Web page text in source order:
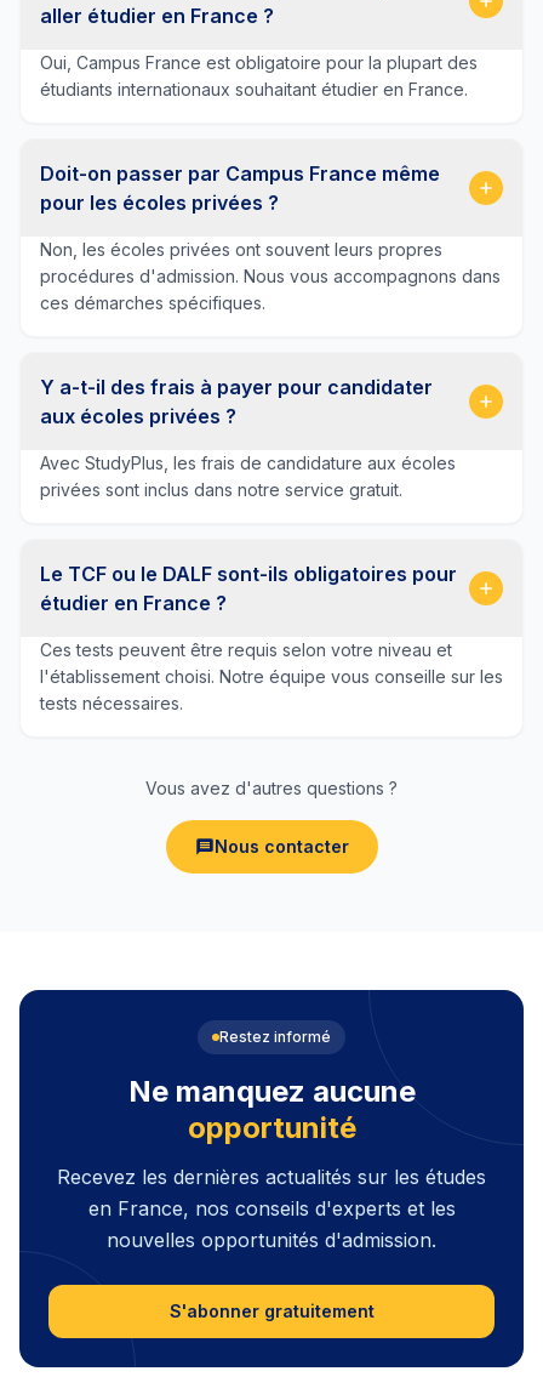
aller étudier en France ?
Oui, Campus France est obligatoire pour la plupart des
étudiants internationaux souhaitant étudier en France.
Doit-on passer par Campus France même
pour les écoles privées ?
Non, les écoles privées ont souvent leurs propres
procédures d'admission. Nous vous accompagnons dans
ces démarches spécifiques.
Y a-t-il des frais à payer pour candidater
aux écoles privées ?
Avec StudyPlus, les frais de candidature aux écoles
privées sont inclus dans notre service gratuit.
Le TCF ou le DALF sont-ils obligatoires pour
étudier en France ?
Ces tests peuvent être requis selon votre niveau et
l'établissement choisi. Notre équipe vous conseille sur les
tests nécessaires.
Vous avez d'autres questions ?
Nous contacter
Restez informé
Ne manquez aucune
opportunité
Recevez les dernières actualités sur les études
en France, nos conseils d'experts et les
nouvelles opportunités d'admission.
S'abonner gratuitement